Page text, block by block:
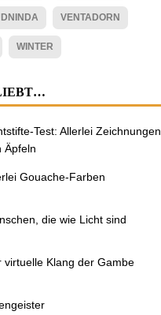
VENTADORN
WINTER
Test: Allerlei Zeichnungen
Äpfeln
Gouache-Farben
die wie Licht sind
virtuelle Klang der Gambe